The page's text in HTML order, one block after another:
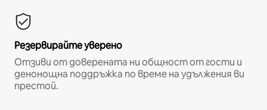
Резервирайте уверено
Отзиви от доверената ни общност от гости и
денонощна поддръжка по време на удължения ви
престой.